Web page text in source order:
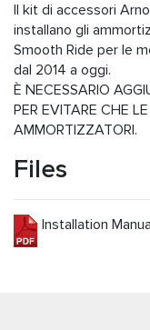
Il kit di accessori
installano gli
Smooth Ride per le
dal 2014 a oggi.
È NECESSARIO
PER EVITARE CHE
AMMORTIZZATORI.
Files
Installation